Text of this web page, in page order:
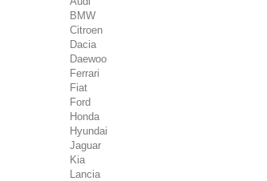
BMW
Citroen
Dacia
Daewoo
Ferrari
Fiat
Ford
Honda
Hyundai
Jaguar
Kia
Lancia